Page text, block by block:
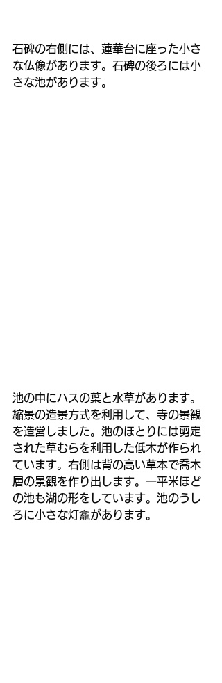
石碑の右側には、蓮華台に座った小さ
な仏像があります。石碑の後ろには小
さな池があります。
池の中にハスの葉と水草があります。
縮景の造景方式を利用して、寺の景観
を造営しました。池のほとりには剪定
された草むらを利用した低木が作られ
ています。右側は背の高い草本で喬木
層の景観を作り出します。一平米ほど
の池も湖の形をしています。池のうし
ろに小さな灯龕があります。